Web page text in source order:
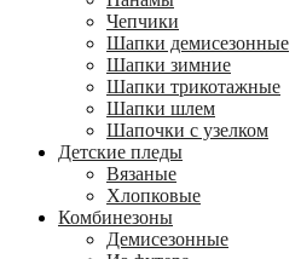
Чепчики
Шапки демисезонные
Шапки зимние
Шапки трикотажные
Шапки шлем
Шапочки с узелком
Детские пледы
Вязаные
Хлопковые
Комбинезоны
Демисезонные